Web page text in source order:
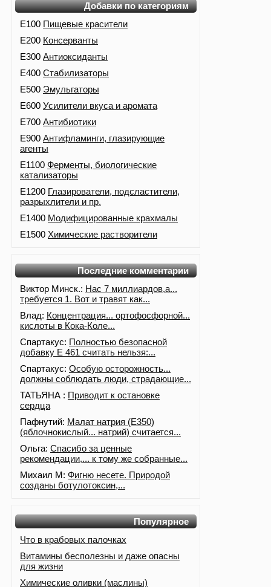
Добавки по категориям
E100 Пищевые красители
E200 Консерванты
E300 Антиоксиданты
E400 Стабилизаторы
E500 Эмульгаторы
E600 Усилители вкуса и аромата
E700 Антибиотики
E900 Антифламинги, глазирующие
агенты
E1100 Ферменты, биологические
катализаторы
E1200 Глазирователи, подсластители,
разрыхлители и пр.
E1400 Модифицированные крахмалы
E1500 Химические растворители
Последние комментарии
Виктор Минск.: Нас 7 миллиардов,а...
требуется 1. Вот и травят как...
Влад: Концентрация... ортофосфорной...
кислоты в Кока-Коле...
Спартакус: Полностью безопасной
добавку Е 461 считать нельзя:...
Спартакус: Особую осторожность...
должны соблюдать люди, страдающие...
ТАТЬЯНА : Приводит к остановке
сердца
Пафнутий: Малат натрия (E350)
(яблочнокислый... натрий) считается...
Ольга: Спасибо за ценные
рекомендации,... к тому же собранные...
Михаил М: Фигню несете. Природой
созданы ботулотоксин,...
Популярное
Что в крабовых палочках
Витамины бесполезны и даже опасны
для жизни
Химические оливки (маслины)